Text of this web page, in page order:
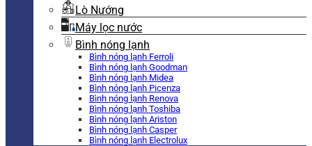
Lò Nướng
Máy lọc nước
Bình nóng lạnh
Bình nóng lạnh Ferroli
Bình nóng lạnh Goodman
Bình nóng lạnh Midea
Bình nóng lạnh Picenza
Bình nóng lạnh Renova
Bình nóng lạnh Toshiba
Bình nóng lạnh Ariston
Bình nóng lạnh Casper
Bình nóng lạnh Electrolux